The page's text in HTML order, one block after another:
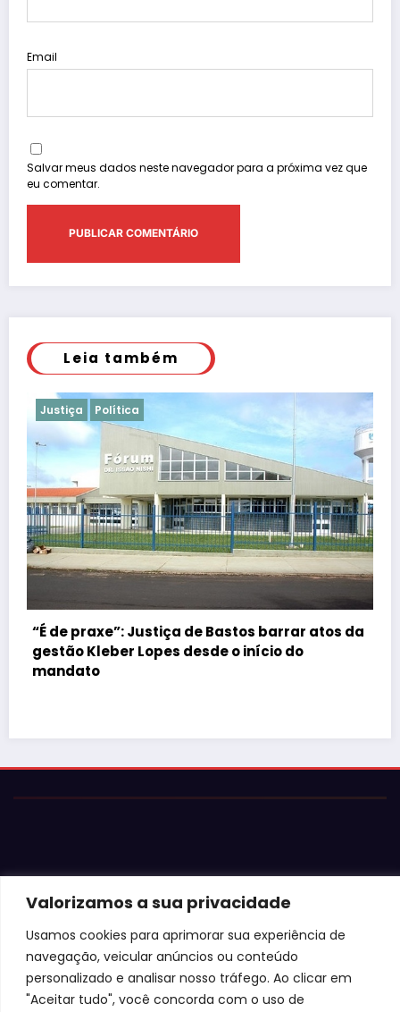
Valorizamos a sua privacidade
Usamos cookies para aprimorar sua experiência de
navegação, veicular anúncios ou conteúdo
personalizado e analisar nosso tráfego. Ao clicar em
"Aceitar tudo", você concorda com o uso de
Email
Salvar meus dados neste navegador para a próxima vez que
eu comentar.
Leia também
Justiça Polícia